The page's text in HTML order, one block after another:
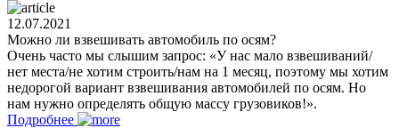
12.07.2021
Можно ли взвешивать автомобиль по осям?
Очень часто мы слышим запрос: «У нас мало взвешиваний/
нет места/не хотим строить/нам на 1 месяц, поэтому мы хотим
недорогой вариант взвешивания автомобилей по осям. Но
нам нужно определять общую массу грузовиков!».
Подробнее